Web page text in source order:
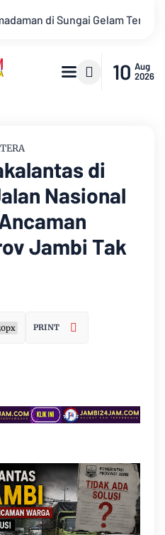
Konser Bangso Batak
10 Aug
2026
di
Nasional
Jambi Tak
PRINT